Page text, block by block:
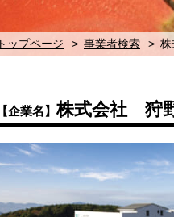
トップページ 事業者検索
【企業名】株式会社 狩